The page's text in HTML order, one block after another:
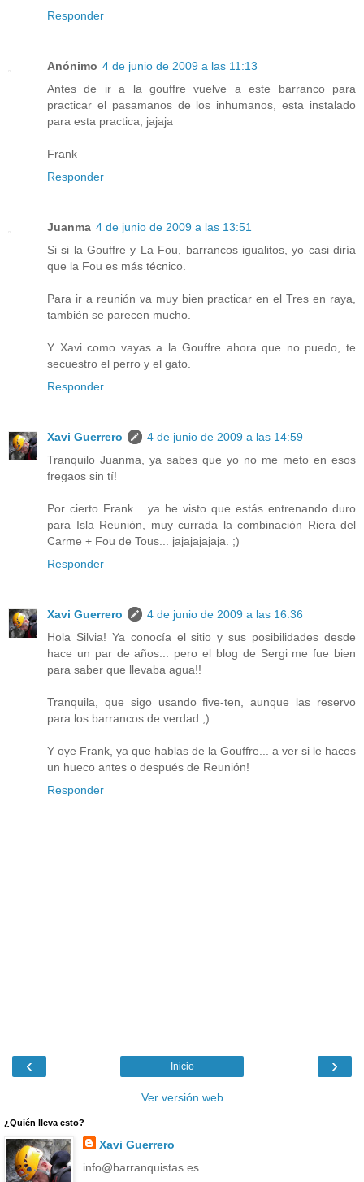
Responder
Anónimo 4 de junio de 2009 a las 11:13
Antes de ir a la gouffre vuelve a este barranco para
practicar el pasamanos de los inhumanos, esta instalado
para esta practica, jajaja
Frank
Responder
Juanma 4 de junio de 2009 a las 13:51
Si si la Gouffre y La Fou, barrancos igualitos, yo casi diría
que la Fou es más técnico.
Para ir a reunión va muy bien practicar en el Tres en raya,
también se parecen mucho.
Y Xavi como vayas a la Gouffre ahora que no puedo, te
secuestro el perro y el gato.
Responder
Xavi Guerrero
4 de junio de 2009 a las 14:59
Tranquilo Juanma, ya sabes que yo no me meto en esos
fregaos sin tí!
Por cierto Frank... ya he visto que estás entrenando duro
para Isla Reunión, muy currada la combinación Riera del
Carme + Fou de Tous... jajajajajaja. ;)
Responder
Xavi Guerrero
4 de junio de 2009 a las 16:36
Hola Silvia! Ya conocía el sitio y sus posibilidades desde
hace un par de años... pero el blog de Sergi me fue bien
para saber que llevaba agua!!
Tranquila, que sigo usando five-ten, aunque las reservo
para los barrancos de verdad ;)
Y oye Frank, ya que hablas de la Gouffre... a ver si le haces
un hueco antes o después de Reunión!
Responder
‹ ›
Inicio
Ver versión web
¿Quién lleva esto?
Xavi Guerrero
info@barranquistas.es